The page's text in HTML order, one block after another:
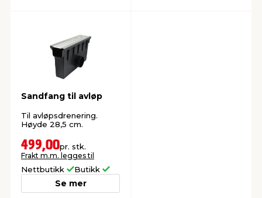
Sandfang til avløp
Til avløpsdrenering.
Høyde 28,5 cm.
499,00pr. stk.
Frakt m.m. legges til
Nettbutikk Butikk
Se mer